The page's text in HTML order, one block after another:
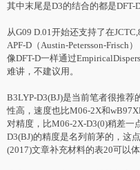
其中末尾是D3的结合的都是DFT-
从G09 D.01开始还支持了在
APF-D（Austin-Petersson-Frisch
像DFT-D一样通过
难讲，不建议用。
B3LYP-D3(BJ)是当前笔者很推
性高，速度也比M06-2X和
对精度，比M06-2X-D3(0)稍差一
D3(BJ)的精度是名列前茅的，这
(2017)文章补充材料的表20可以体